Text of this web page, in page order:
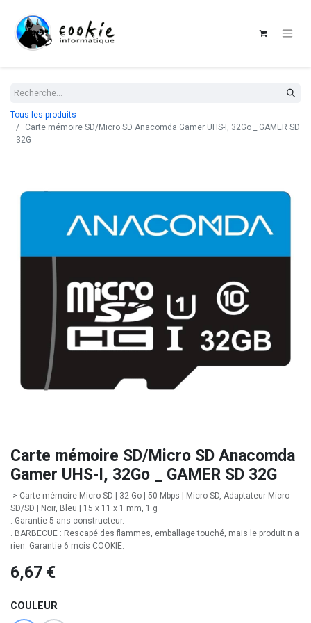
Tous les produits
Carte mémoire SD/Micro SD Anacomda Gamer UHS-I, 32Go _ GAMER SD
32G
Carte mémoire SD/Micro SD Anacomda
Gamer UHS-I, 32Go _ GAMER SD 32G
-> Carte mémoire Micro SD | 32 Go | 50 Mbps | Micro SD, Adaptateur Micro
SD/SD | Noir, Bleu | 15 x 11 x 1 mm, 1 g
. Garantie 5 ans constructeur.
. BARBECUE : Rescapé des flammes, emballage touché, mais le produit n a
rien. Garantie 6 mois COOKIE.
6,67 €
COULEUR